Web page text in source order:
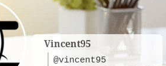
Vincent95
@vincent95